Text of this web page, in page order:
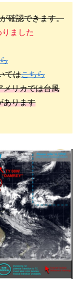
確認できます。
ました
てはこちら
メリカでは台風
あります